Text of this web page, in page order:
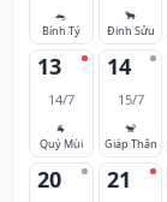
🐀
Bính Tý
🐂
Đinh Sửu
13
14/7
🐐
Quý Mùi
14
15/7
🐒
Giáp Thân
20 21